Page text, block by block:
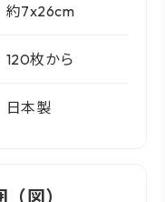
約7x26cm
120枚から
日本製
図）